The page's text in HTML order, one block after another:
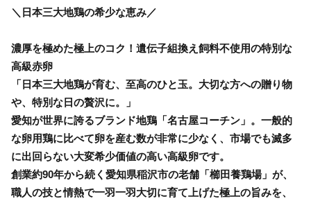
＼日本三大地鶏の希少な恵み／
濃厚を極めた極上のコク！遺伝子組換え飼料不使用の特別な
高級赤卵
「日本三大地鶏が育む、至高のひと玉。大切な方への贈り物
や、特別な日の贅沢に。」
愛知が世界に誇るブランド地鶏「名古屋コーチン」。一般的
な卵用鶏に比べて卵を産む数が非常に少なく、市場でも滅多
に出回らない大変希少価値の高い高級卵です。
創業約90年から続く愛知県稲沢市の老舗「櫛田養鶏場」が、
職人の技と情熱で一羽一羽大切に育て上げた極上の旨みを、